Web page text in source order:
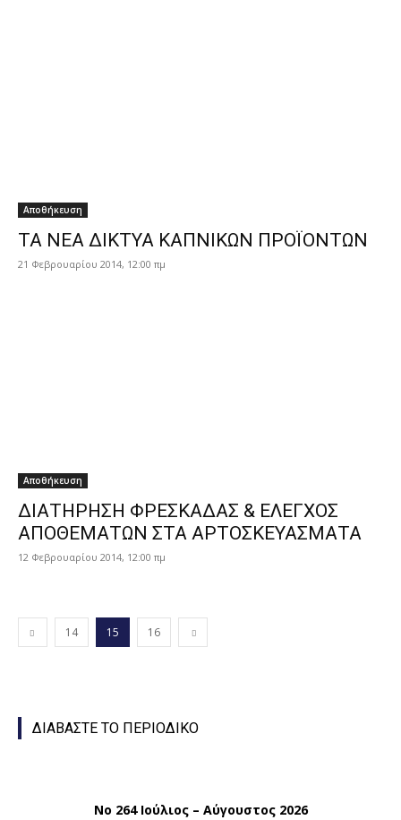
Αποθήκευση
ΤΑ ΝΕΑ ΔΙΚΤΥΑ ΚΑΠΝΙΚΩΝ ΠΡΟΪΟΝΤΩΝ
21 Φεβρουαρίου 2014, 12:00 πμ
Αποθήκευση
ΔΙΑΤΗΡΗΣΗ ΦΡΕΣΚΑΔΑΣ & ΕΛΕΓΧΟΣ
ΑΠΟΘΕΜΑΤΩΝ ΣΤΑ ΑΡΤΟΣΚΕΥΑΣΜΑΤΑ
12 Φεβρουαρίου 2014, 12:00 πμ
14 15 16
ΔΙΑΒΑΣΤΕ ΤΟ ΠΕΡΙΟΔΙΚΟ
Νο 264 Ιούλιος – Αύγουστος 2026